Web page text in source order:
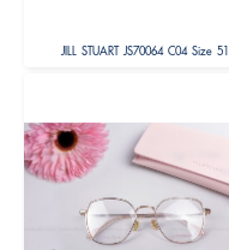
JILL STUART JS70064 C04 Size 51